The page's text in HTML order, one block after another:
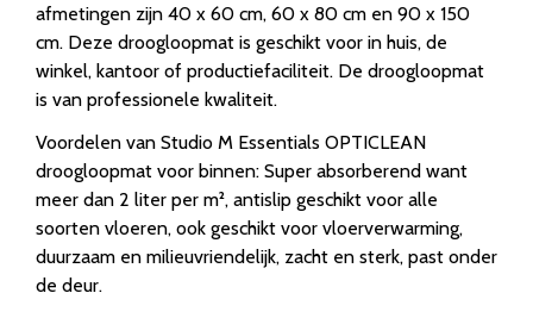
afmetingen zijn 40 x 60 cm, 60 x 80 cm en 90 x 150
cm. Deze droogloopmat is geschikt voor in huis, de
winkel, kantoor of productiefaciliteit. De droogloopmat
is van professionele kwaliteit.
Voordelen van Studio M Essentials OPTICLEAN
droogloopmat voor binnen: Super absorberend want
meer dan 2 liter per m², antislip geschikt voor alle
soorten vloeren, ook geschikt voor vloerverwarming,
duurzaam en milieuvriendelijk, zacht en sterk, past onder
de deur.